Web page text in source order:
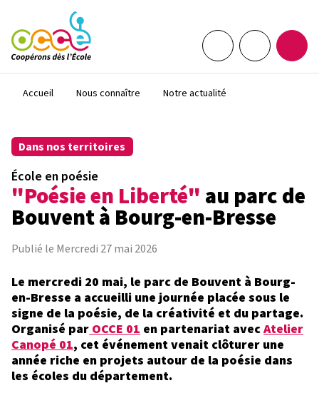
Aller au contenu principal
Espace adhérent•e
Rechercher
Fil d'Ariane
Accueil Nous connaître Notre actualité
Dans nos territoires
École en poésie
"Poésie en Liberté" au parc de
Bouvent à Bourg-en-Bresse
Publié le Mercredi 27 mai 2026
Le mercredi 20 mai, le parc de Bouvent à Bourg-
en-Bresse a accueilli une journée placée sous le
signe de la poésie, de la créativité et du partage.
Organisé parOCCE 01 en partenariat avecAtelier
Canopé 01, cet événement venait clôturer une
année riche en projets autour de la poésie dans
les écoles du département.